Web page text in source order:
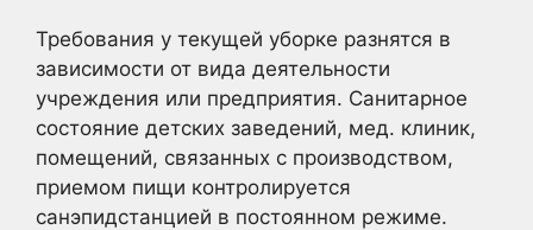
Требования у текущей уборке разнятся в
зависимости от вида деятельности
учреждения или предприятия. Санитарное
состояние детских заведений, мед. клиник,
помещений, связанных с производством,
приемом пищи контролируется
санэпидстанцией в постоянном режиме.